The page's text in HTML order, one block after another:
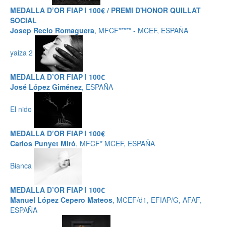
MEDALLA D’OR FIAP I 100€ / PREMI D'HONOR QUILLAT
SOCIAL
Josep Recio Romaguera, MFCF***** - MCEF, ESPAÑA
yaiza 2
MEDALLA D’OR FIAP I 100€
José López Giménez, ESPAÑA
El nido
MEDALLA D’OR FIAP I 100€
Carlos Punyet Miró, MFCF* MCEF, ESPAÑA
Bianca
MEDALLA D’OR FIAP I 100€
Manuel López Cepero Mateos, MCEF/d1, EFIAP/G, AFAF,
ESPAÑA